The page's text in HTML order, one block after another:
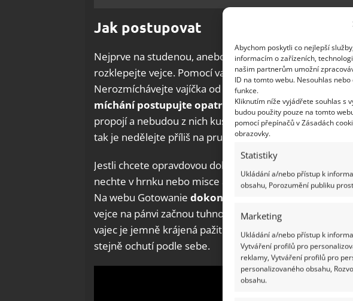
Abychom poskytli co nejlepší
informacím o zařízeních,
našim partnerům umožní
ID na tomto webu. Nesouhlas
funkce.
Kliknutím níže vyjádřete souhlas s
budou použity pouze na tomto
pomocí přepínačů v Zásadách
obrazovky.
Statistiky
Ukládání a/nebo přístup k
obsahu, Porozumění publiku
Marketing
Ukládání a/nebo přístup k
Vytváření profilů pro
reklamy, Vytváření profilů pro
personalizovaného obsahu,
obsahu.
Jak postupovat
Nejprve na studenou, anebo jen mírně rozehřátou
rozklepejte vejce. Pomocí vařečky roztrhněte žloutky a
Nerozmíchávejte vajíčka od samého počátku, aby vám
míchání postupujte opatrně – spíše je po pánvi jen
propojí a nebudou z nich kusy nebo již zmíněná kaše.
tak je nedělejte příliš na prudko, radí web RecipeTinEats.
Jestli chcete opravdovou dobrotu, nerozklepávejte
nechte v hrnku nebo misce a rozšlehejte ho se lžící
Na webu Gotowanie dokonce doporučují, že to může
vejce na pánvi začnou tuhnout, tuto směs přimíchejte.
vajec je jemně krájená pažitka anebo cibulková nať. Ale
stejně ochutí podle sebe.